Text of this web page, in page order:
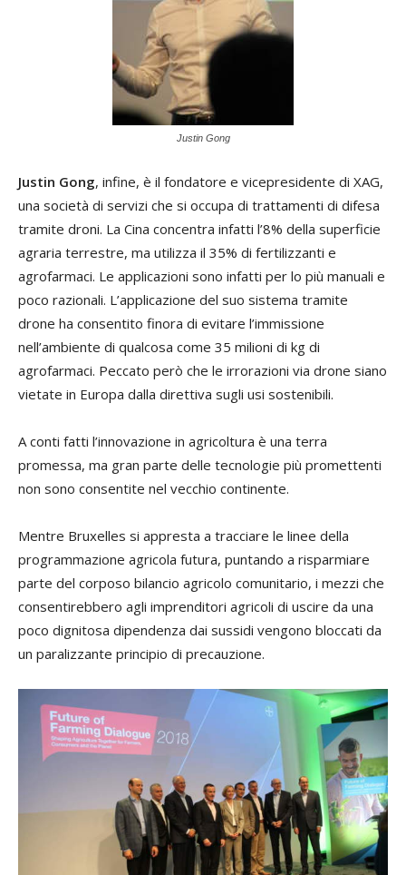
Justin Gong
Justin Gong, infine, è il fondatore e vicepresidente di XAG,
una società di servizi che si occupa di trattamenti di difesa
tramite droni. La Cina concentra infatti l’8% della superficie
agraria terrestre, ma utilizza il 35% di fertilizzanti e
agrofarmaci. Le applicazioni sono infatti per lo più manuali e
poco razionali. L’applicazione del suo sistema tramite
drone ha consentito finora di evitare l’immissione
nell’ambiente di qualcosa come 35 milioni di kg di
agrofarmaci. Peccato però che le irrorazioni via drone siano
vietate in Europa dalla direttiva sugli usi sostenibili.
A conti fatti l’innovazione in agricoltura è una terra
promessa, ma gran parte delle tecnologie più promettenti
non sono consentite nel vecchio continente.
Mentre Bruxelles si appresta a tracciare le linee della
programmazione agricola futura, puntando a risparmiare
parte del corposo bilancio agricolo comunitario, i mezzi che
consentirebbero agli imprenditori agricoli di uscire da una
poco dignitosa dipendenza dai sussidi vengono bloccati da
un paralizzante principio di precauzione.